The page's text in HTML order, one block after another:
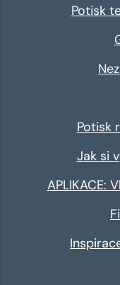
Potisk
Potisk
Jak si
APLIKACE: